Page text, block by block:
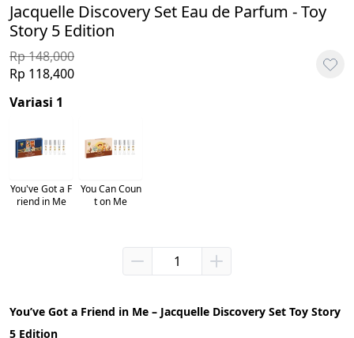
Jacquelle Discovery Set Eau de Parfum - Toy
Story 5 Edition
Rp 148,000
Rp 118,400
Variasi 1
You've Got a F
riend in Me
You Can Coun
t on Me
You’ve Got a Friend in Me – Jacquelle Discovery Set Toy Story
5 Edition